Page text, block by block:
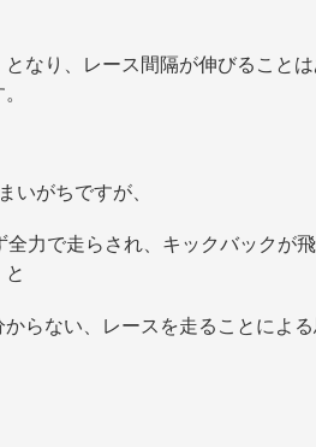
なり、レース間隔が伸びることは
がちですが、
力で走らされ、キックバックが
らない、レースを走ることによ